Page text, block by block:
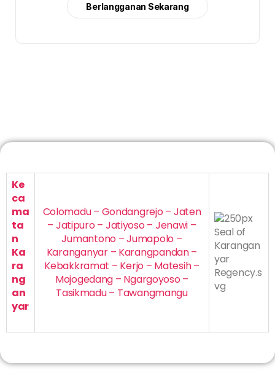
Berlangganan Sekarang
Ke
ca
ma
ta
n
Ka
ra
ng
an
yar
Colomadu – Gondangrejo – Jaten
– Jatipuro – Jatiyoso – Jenawi –
Jumantono – Jumapolo –
Karanganyar – Karangpandan –
Kebakkramat – Kerjo – Matesih –
Mojogedang – Ngargoyoso –
Tasikmadu – Tawangmangu